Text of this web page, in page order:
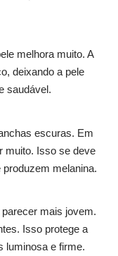
melhora muito. A
deixando a pele
saudável.
escuras. Em
muito. Isso se deve
melanina.
mais jovem.
Isso protege a
luminosa e firme.